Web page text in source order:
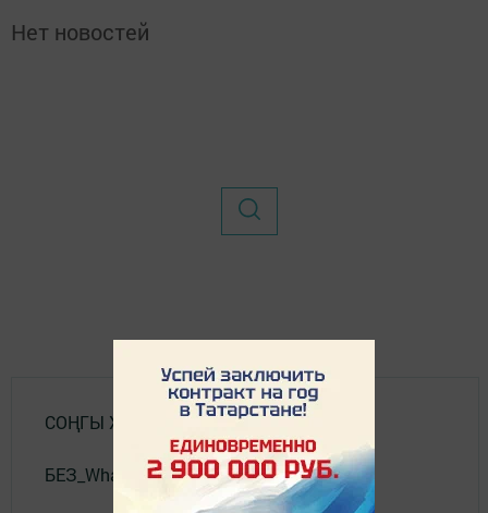
Нет новостей
СОҢГЫ ХӘБӘРЛӘР
БЕЗ_WhatsApp_та